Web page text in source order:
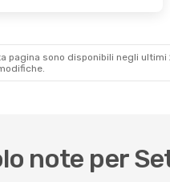
pagina sono disponibili negli
note per